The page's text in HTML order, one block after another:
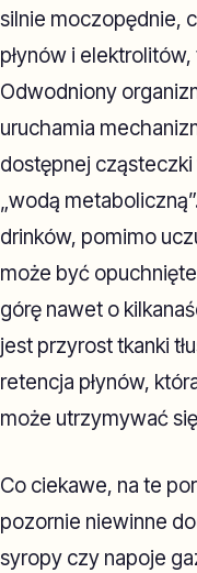
silnie moczopędnie,
płynów i
Odwodniony
uruchamia
dostępnej
„wodą
drinków, pomimo
może być
górę nawet o
jest przyrost tkanki
retencja płynów,
może utrzymywać
Co ciekawe, na te
pozornie niewinne
syropy czy napoje